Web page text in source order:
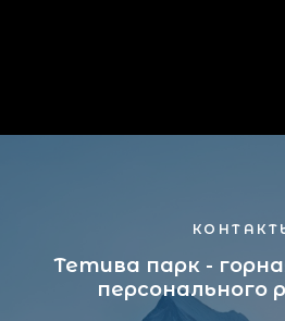
Тетива парк -
персонального